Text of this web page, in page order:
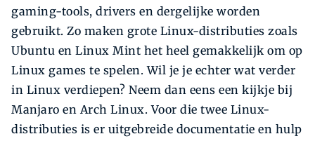
gaming-tools, drivers en dergelijke worden
gebruikt. Zo maken grote Linux-distributies zoals
Ubuntu en Linux Mint het heel gemakkelijk om op
Linux games te spelen. Wil je je echter wat verder
in Linux verdiepen? Neem dan eens een kijkje bij
Manjaro en Arch Linux. Voor die twee Linux-
distributies is er uitgebreide documentatie en hulp